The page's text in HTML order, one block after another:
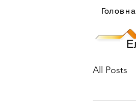
Головна
All Posts